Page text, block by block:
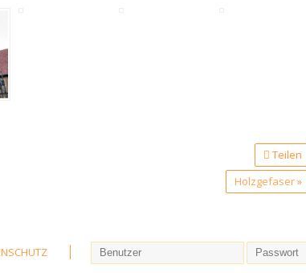
Teilen
Holzgefaser»